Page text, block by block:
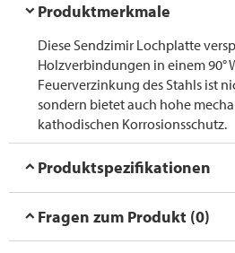
Produktmerkmale
Diese Sendzimir Lochplatte
Holzverbindungen in einem 90°
Feuerverzinkung des Stahls ist
sondern bietet auch hohe
kathodischen Korrosionsschutz.
Produktspezifikationen
Fragen zum Produkt (0)